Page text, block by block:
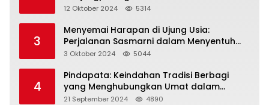
Representasi
12 Oktober 2024 5314
3
Menyemai Harapan di Ujung Usia:
Perjalanan Sasmarni dalam Menyentuh
Hati dan Jiwa
3 Oktober 2024 5044
4
Pindapata: Keindahan Tradisi Berbagi
yang Menghubungkan Umat dalam
Spiritualitas dan Kebersamaan dalam
21 September 2024 4890